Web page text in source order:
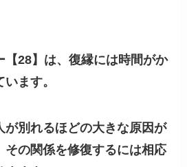
【28】は、復縁には時間がか
ます。
が別れるほどの大きな原因が
その関係を修復するには相応